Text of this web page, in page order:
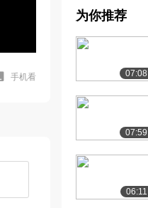
手机看
（下）
[7] 经济生活与
[8] 经济生活与
[9] 经济生活与
为你推荐
07:08
07:59
06:11